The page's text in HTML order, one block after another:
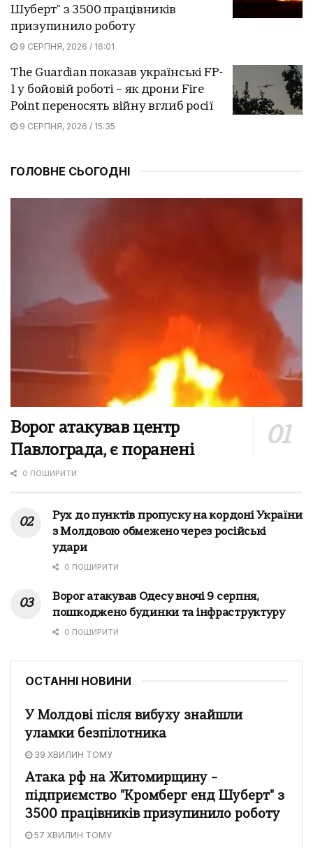
Шуберт" з 3500 працівників
призупинило роботу
9 СЕРПНЯ, 2026 / 16:01
The Guardian показав українські FP-
1 у бойовій роботі – як дрони Fire
Point переносять війну вглиб росії
9 СЕРПНЯ, 2026 / 15:35
ГОЛОВНЕ СЬОГОДНІ
Ворог атакував центр
Павлограда, є поранені
0 ПОШИРИТИ
Рух до пунктів пропуску на кордоні України
з Молдовою обмежено через російські
удари
0 ПОШИРИТИ
Ворог атакував Одесу вночі 9 серпня,
пошкоджено будинки та інфраструктуру
0 ПОШИРИТИ
ОСТАННІ НОВИНИ
У Молдові після вибуху знайшли
уламки безпілотника
39 ХВИЛИН ТОМУ
Атака рф на Житомирщину –
підприємство "Кромберг енд Шуберт" з
3500 працівників призупинило роботу
57 ХВИЛИН ТОМУ